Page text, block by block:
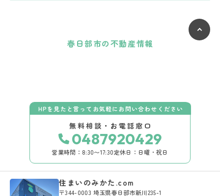
春日部市の不動産情報
HPを見たと言ってお気軽にお問い合わせください
無料相談・お電話窓口
0487920429
営業時間：8:30〜17:30定休日：日曜・祝日
住まいのみかた.com
〒344-0003 埼玉県春日部市新川235-1